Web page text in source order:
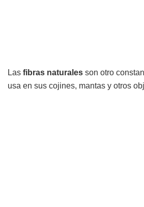
Las fibras naturales son otro
usa en sus cojines, mantas y otros